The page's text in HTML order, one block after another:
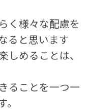
く様々な配慮を
ると思います
しめることは、
ることを一つ一